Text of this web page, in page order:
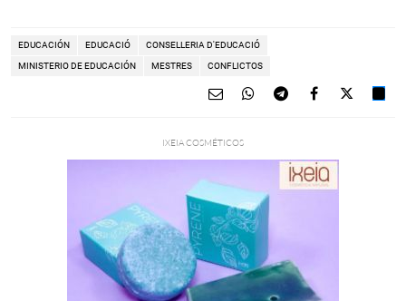
EDUCACIÓN EDUCACIÓ CONSELLERIA D'EDUCACIÓ
MINISTERIO DE EDUCACIÓN MESTRES CONFLICTOS